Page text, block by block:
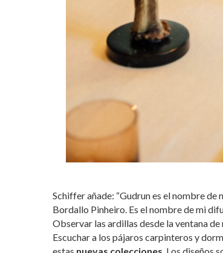
Schiffer añade: “Gudrun es el nombre
Bordallo Pinheiro. Es el nombre de mi
Observar las ardillas desde la ventana
Escuchar a los pájaros carpinteros y